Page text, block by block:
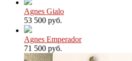
Agnes Gialo
53 500 руб.
Agnes Emperador
71 500 руб.